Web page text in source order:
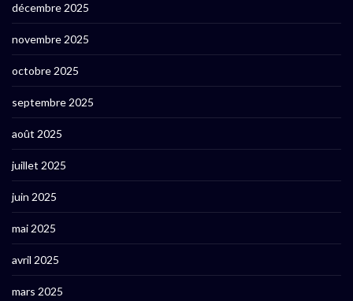
décembre 2025
novembre 2025
octobre 2025
septembre 2025
août 2025
juillet 2025
juin 2025
mai 2025
avril 2025
mars 2025